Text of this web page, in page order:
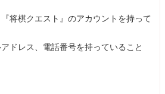
将棋クエスト』のアカウントを持って
ドレス、電話番号を持っていること